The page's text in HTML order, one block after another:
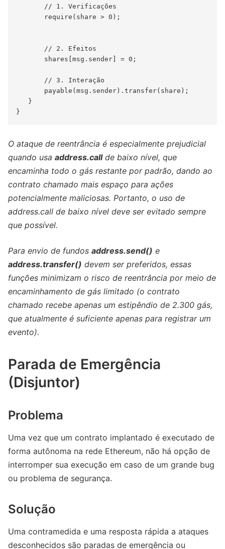
       // 1. Verificações
       require(share > 0);
       // 2. Efeitos
       shares[msg.sender] = 0;
       // 3. Interação
       payable(msg.sender).transfer(share);
   }
O ataque de reentrância é especialmente prejudicial
quando usa address.callde baixo nível, que
encaminha todo o gás restante por padrão, dando ao
contrato chamado mais espaço para ações
potencialmente maliciosas. Portanto, o uso de
address.call de baixo nível deve ser evitado sempre
que possível.
Para envio de fundos address.send() e
address.transfer() devem ser preferidos, essas
funções minimizam o risco de reentrância por meio de
encaminhamento de gás limitado (o contrato
chamado recebe apenas um estipêndio de 2.300 gás,
que atualmente é suficiente apenas para registrar um
evento).
Parada de Emergência
(Disjuntor)
Problema
Uma vez que um contrato implantado é executado de
forma autônoma na rede Ethereum, não há opção de
interromper sua execução em caso de um grande bug
ou problema de segurança.
Solução
Uma contramedida e uma resposta rápida a ataques
desconhecidos são paradas de emergência ou